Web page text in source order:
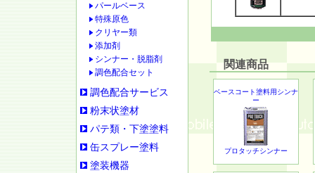
関連商品
ベースコート塗料用シンナ
ー
プロタッチシンナー
パールベース
特殊原色
クリヤー類
添加剤
シンナー・脱脂剤
調色配合セット
調色配合サービス
粉末状塗材
パテ類・下塗塗料
缶スプレー塗料
塗装機器